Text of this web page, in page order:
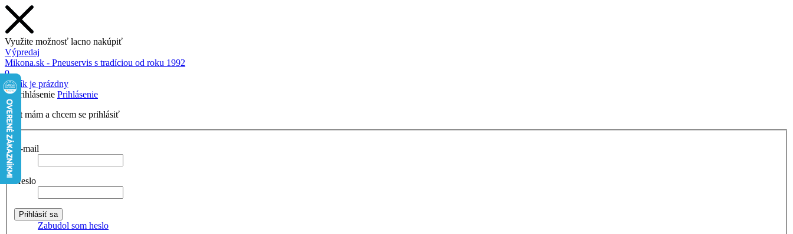
Využite možnosť lacno nakúpiť
Výpredaj
Mikona.sk - Pneuservis s tradíciou od roku 1992
0
Košík je prázdny
Prihlásenie
Účet mám a chcem se prihlásiť
E-mail
Heslo
Zabudol som heslo